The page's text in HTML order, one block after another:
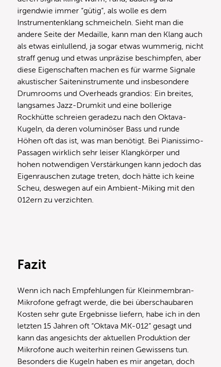
irgendwie immer “gütig”, als wolle es dem
Instrumentenklang schmeicheln. Sieht man die
andere Seite der Medaille, kann man den Klang auch
als etwas einlullend, ja sogar etwas wummerig, nicht
straff genug und etwas unpräzise beschimpfen, aber
diese Eigenschaften machen es für warme Signale
akustischer Saiteninstrumente und insbesondere
Drumrooms und Overheads grandios: Ein breites,
langsames Jazz-Drumkit und eine bollerige
Rockhütte schreien geradezu nach den Oktava-
Kugeln, da deren voluminöser Bass und runde
Höhen oft das ist, was man benötigt. Bei Pianissimo-
Passagen wirklich sehr leiser Klangkörper und
hohen notwendigen Verstärkungen kann jedoch das
Eigenrauschen zutage treten, doch hätte ich keine
Scheu, deswegen auf ein Ambient-Miking mit den
012ern zu verzichten.
Fazit
Wenn ich nach Empfehlungen für Kleinmembran-
Mikrofone gefragt werde, die bei überschaubaren
Kosten sehr gute Ergebnisse liefern, habe ich in den
letzten 15 Jahren oft “Oktava MK-012” gesagt und
kann das angesichts der aktuellen Produktion der
Mikrofone auch weiterhin reinen Gewissens tun.
Besonders die Kugeln haben es mir angetan, doch